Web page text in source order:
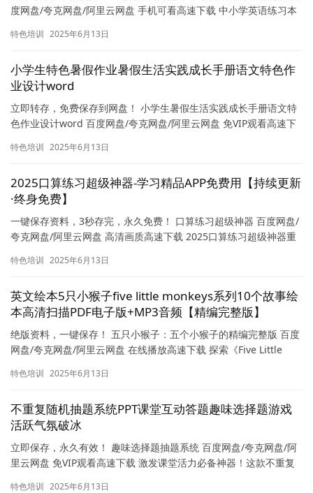
度网盘/夸克网盘/阿里云网盘 手机可看高速下载 中小学英语练习本
特色培训 2025年6月13日
小学生特色暑假作业暑假生活实践成长手册语文特色作
业设计word
立即转存，免费保存到网盘！ 小学生暑假生活实践成长手册语文特
色作业设计word 百度网盘/夸克网盘/阿里云网盘 免VIP观看高速下
特色培训 2025年6月13日
2025口算练习超级神器-学习精品APP免费用【持续更新
·终身免费】
一键保存资料，3秒存完，永久免费！ 口算练习超级神器 百度网盘/
夸克网盘/阿里云网盘 高清画质高速下载 2025口算练习超级神器重
特色培训 2025年6月13日
英文绘本5只小猴子five little monkeys系列10个故事绘
本高清扫描PDF电子版+MP3音频【精编完整版】
绝版资料，一键保存！ 五只小猴子：五个小猴子的精编完整版 百度
网盘/夸克网盘/阿里云网盘 在线播放高速下载 探索《Five Little
特色培训 2025年6月13日
不重复随机抽题系统PPT课堂互动答题趣味选择题游戏
活跃气氛破冰
立即保存，永久有效！ 趣味选择题抽题系统 百度网盘/夸克网盘/阿
里云网盘 免VIP观看高速下载 激发课堂活力必备神器！这款不重复
特色培训 2025年6月13日